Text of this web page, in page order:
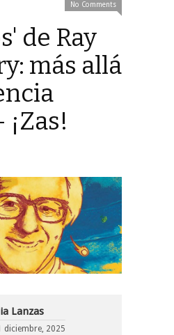
No Comments
de Ray
más allá
Lanzas
diciembre, 2025